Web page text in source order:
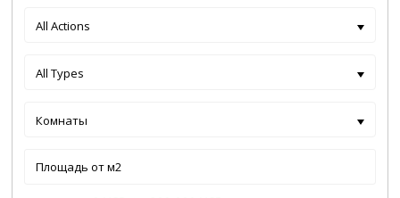
All Actions
All Types
Комнаты